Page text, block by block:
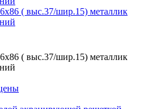
( выс.37/шир.15) металлик
( выс.37/шир.15) металлик